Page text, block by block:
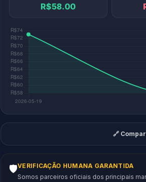
R$58.00
🔗
🛡️VERIFICAÇÃO HUMANA GARANTIDA
Somos parceiros oficiais dos principais